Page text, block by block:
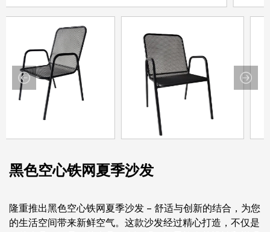
黑色空心铁网夏季沙发
隆重推出黑色空心铁网夏季沙发 - 舒适与创新的结合，为您
的生活空间带来新鲜空气。这款沙发经过精心打造，不仅是